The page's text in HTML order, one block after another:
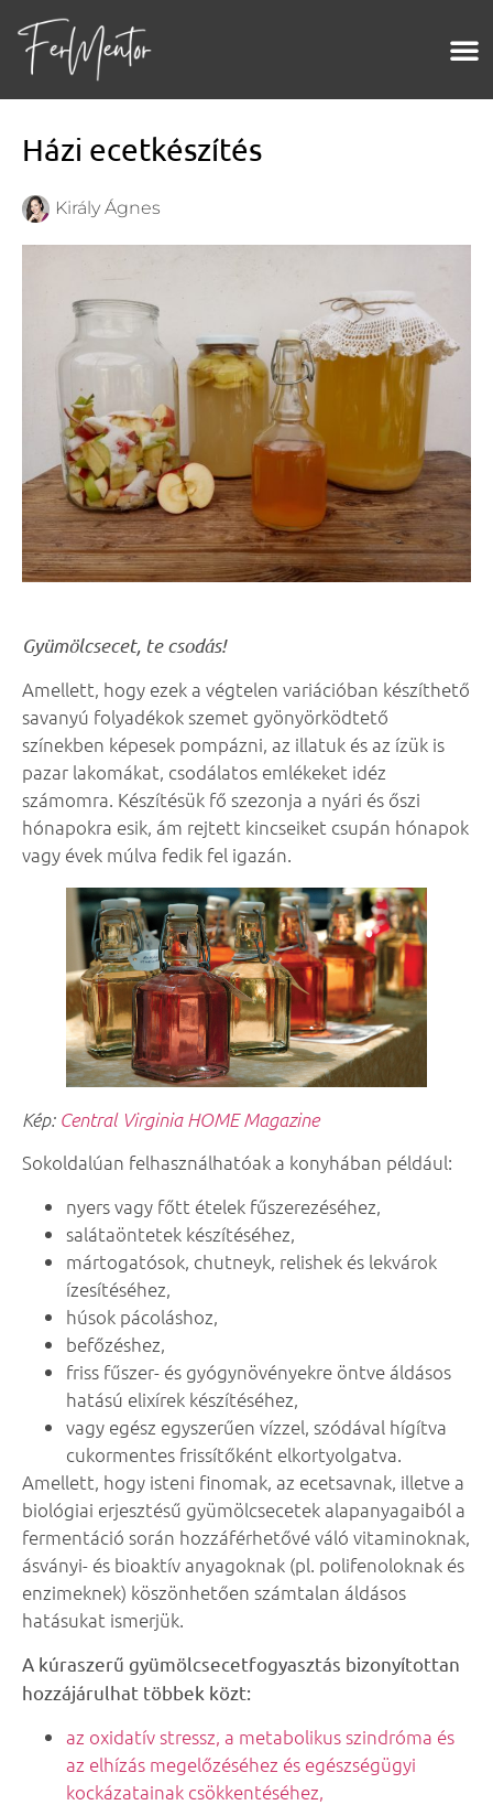
Házi ecetkészítés
Király Ágnes
Gyümölcsecet, te csodás!
Amellett, hogy ezek a végtelen variációban készíthető
savanyú folyadékok szemet gyönyörködtető
színekben képesek pompázni, az illatuk és az ízük is
pazar lakomákat, csodálatos emlékeket idéz
számomra. Készítésük fő szezonja a nyári és őszi
hónapokra esik, ám rejtett kincseiket csupán hónapok
vagy évek múlva fedik fel igazán.
Kép: Central Virginia HOME Magazine
Sokoldalúan felhasználhatóak a konyhában például:
nyers vagy főtt ételek fűszerezéséhez,
salátaöntetek készítéséhez,
mártogatósok, chutneyk, relishek és lekvárok
ízesítéséhez,
húsok pácoláshoz,
befőzéshez,
friss fűszer- és gyógynövényekre öntve áldásos
hatású elixírek készítéséhez,
vagy egész egyszerűen vízzel, szódával hígítva
cukormentes frissítőként elkortyolgatva.
Amellett, hogy isteni finomak, az ecetsavnak, illetve a
biológiai erjesztésű gyümölcsecetek alapanyagaiból a
fermentáció során hozzáférhetővé váló vitaminoknak,
ásványi- és bioaktív anyagoknak (pl. polifenoloknak és
enzimeknek) köszönhetően számtalan áldásos
hatásukat ismerjük.
A kúraszerű gyümölcsecetfogyasztás bizonyítottan
hozzájárulhat többek közt:
az oxidatív stressz, a metabolikus szindróma és
az elhízás megelőzéséhez és egészségügyi
kockázatainak csökkentéséhez,